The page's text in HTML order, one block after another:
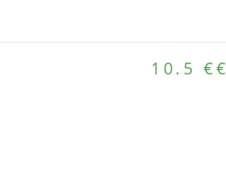
10.5 €€